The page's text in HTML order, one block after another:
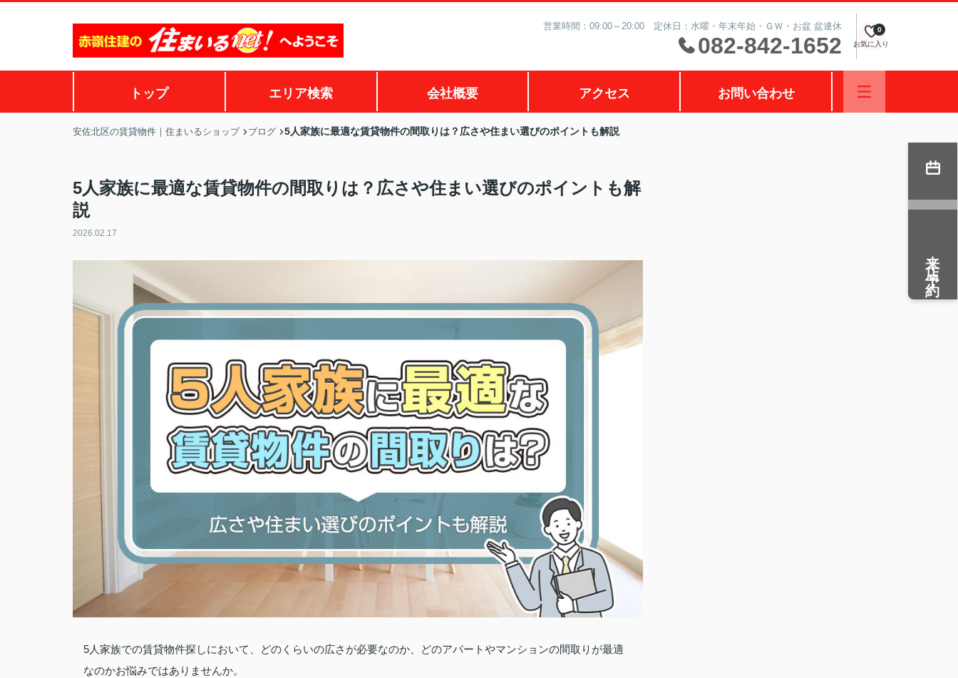
営業時間：09:00～20:00 定休日：水曜・年末年始・ＧＷ・お盆 盆連休
082-842-1652 お気に入り
0
トップ エリア検索 会社概要 アクセス お問い合わせ
安佐北区の賃貸物件｜住まいるショップ ブログ 5人家族に最適な賃貸物件の間取りは？広さや住まい選びのポイントも解説
5人家族に最適な賃貸物件の間取りは？広さや住まい選びのポイントも解
説
2026.02.17
5人家族での賃貸物件探しにおいて、どのくらいの広さが必要なのか、どのアパートやマンションの間取りが最適
なのかお悩みではありませんか。
来店予約